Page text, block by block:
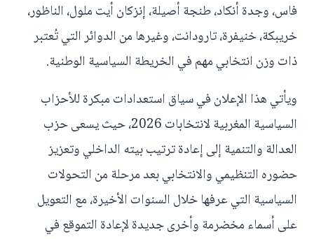
فاس، وجدة أنكاد، طنجة أصيلة، إنزكان أيت ملول، الناظور،
خريبكة، خنيفرة، تارودانت، وغيرها من الدوائر التي تُعتبر
ذات وزن انتخابي مهم في الخريطة السياسية الوطنية.
ويأتي هذا الإعلان في سياق استعدادات مبكرة للأحزاب
السياسية المغربية لانتخابات 2026، حيث يسعى حزب
العدالة والتنمية إلى إعادة ترتيب بيته الداخلي وتعزيز
حضوره التنظيمي والانتخابي بعد مرحلة من التحولات
السياسية التي عرفها خلال السنوات الأخيرة، مع التعويل
على أسماء مخضرمة وأخرى جديدة لإعادة التموقع في